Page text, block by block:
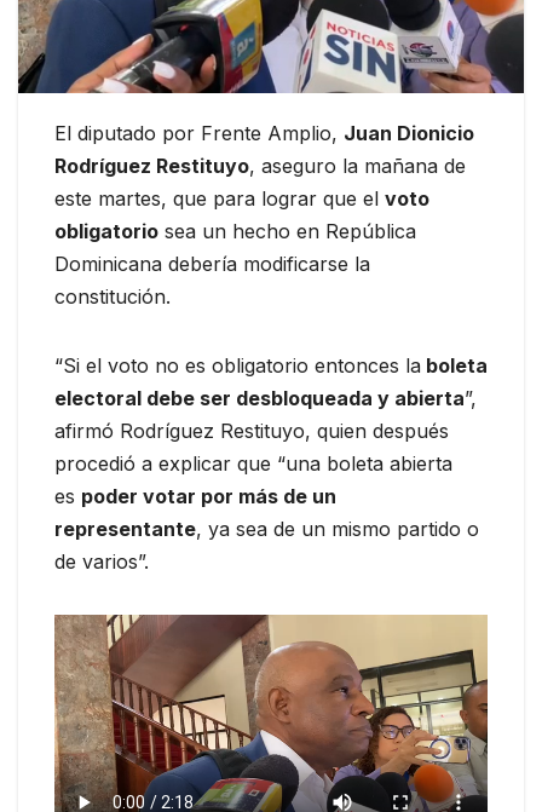
El diputado por Frente Amplio, Juan Dionicio
Rodríguez Restituyo, aseguro la mañana de
este martes, que para lograr que el voto
obligatorio sea un hecho en República
Dominicana debería modificarse la
constitución.
“Si el voto no es obligatorio entonces la boleta
electoral debe ser desbloqueada y abierta”,
afirmó Rodríguez Restituyo, quien después
procedió a explicar que “una boleta abierta
es poder votar por más de un
representante, ya sea de un mismo partido o
de varios”.